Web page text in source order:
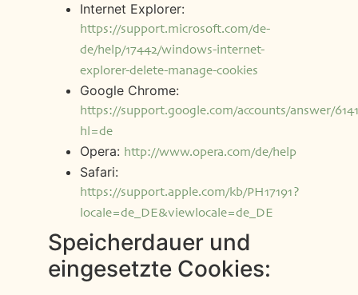
Internet Explorer:
https://support.microsoft.com/de-
de/help/17442/windows-internet-
explorer-delete-manage-cookies
Google Chrome:
https://support.google.com/accounts/answer/
hl=de
Opera: http://www.opera.com/de/help
Safari:
https://support.apple.com/kb/PH17191?
locale=de_DE&viewlocale=de_DE
Speicherdauer und
eingesetzte Cookies: